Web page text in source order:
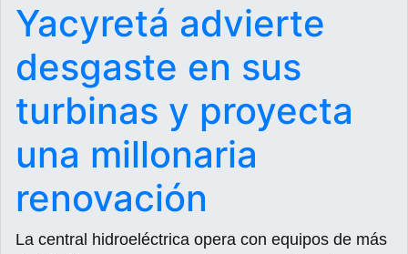
Yacyretá advierte
desgaste en sus
turbinas y proyecta
una millonaria
renovación
La central hidroeléctrica opera con equipos de más